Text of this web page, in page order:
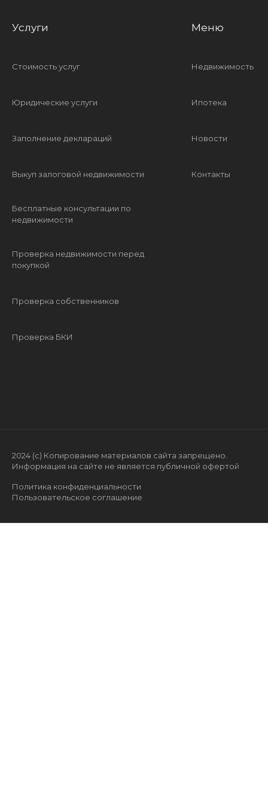
Услуги
Стоимость услуг
Юридические услуги
Заполнение деклараций
Выкуп залоговой недвижимости
Бесплатные консультации по
недвижимости
Проверка недвижимости перед
покупкой
Проверка собственников
Проверка БКИ
Меню
Недвижимость
Ипотека
Новости
Контакты
2024 (с) Копирование материалов сайта запрещено.
Информация на сайте не является публичной офертой
Политика конфиденциальности
Пользовательское соглашение